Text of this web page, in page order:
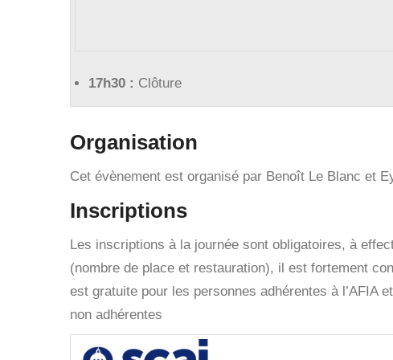
17h30 : Clôture
Organisation
Cet évènement est organisé par Benoît Le Blanc et
Inscriptions
Les inscriptions à la journée sont obligatoires, à
(nombre de place et restauration), il est fortement
est gratuite pour les personnes adhérentes à l’AFIA
non adhérentes